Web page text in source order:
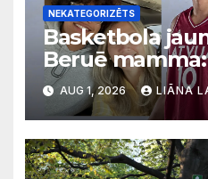
NEKATEGORIZĒTS
Basketbola
Beruē
svarīgi, lai
latviešu valodu
AUG 1, 2026 LIĀNA